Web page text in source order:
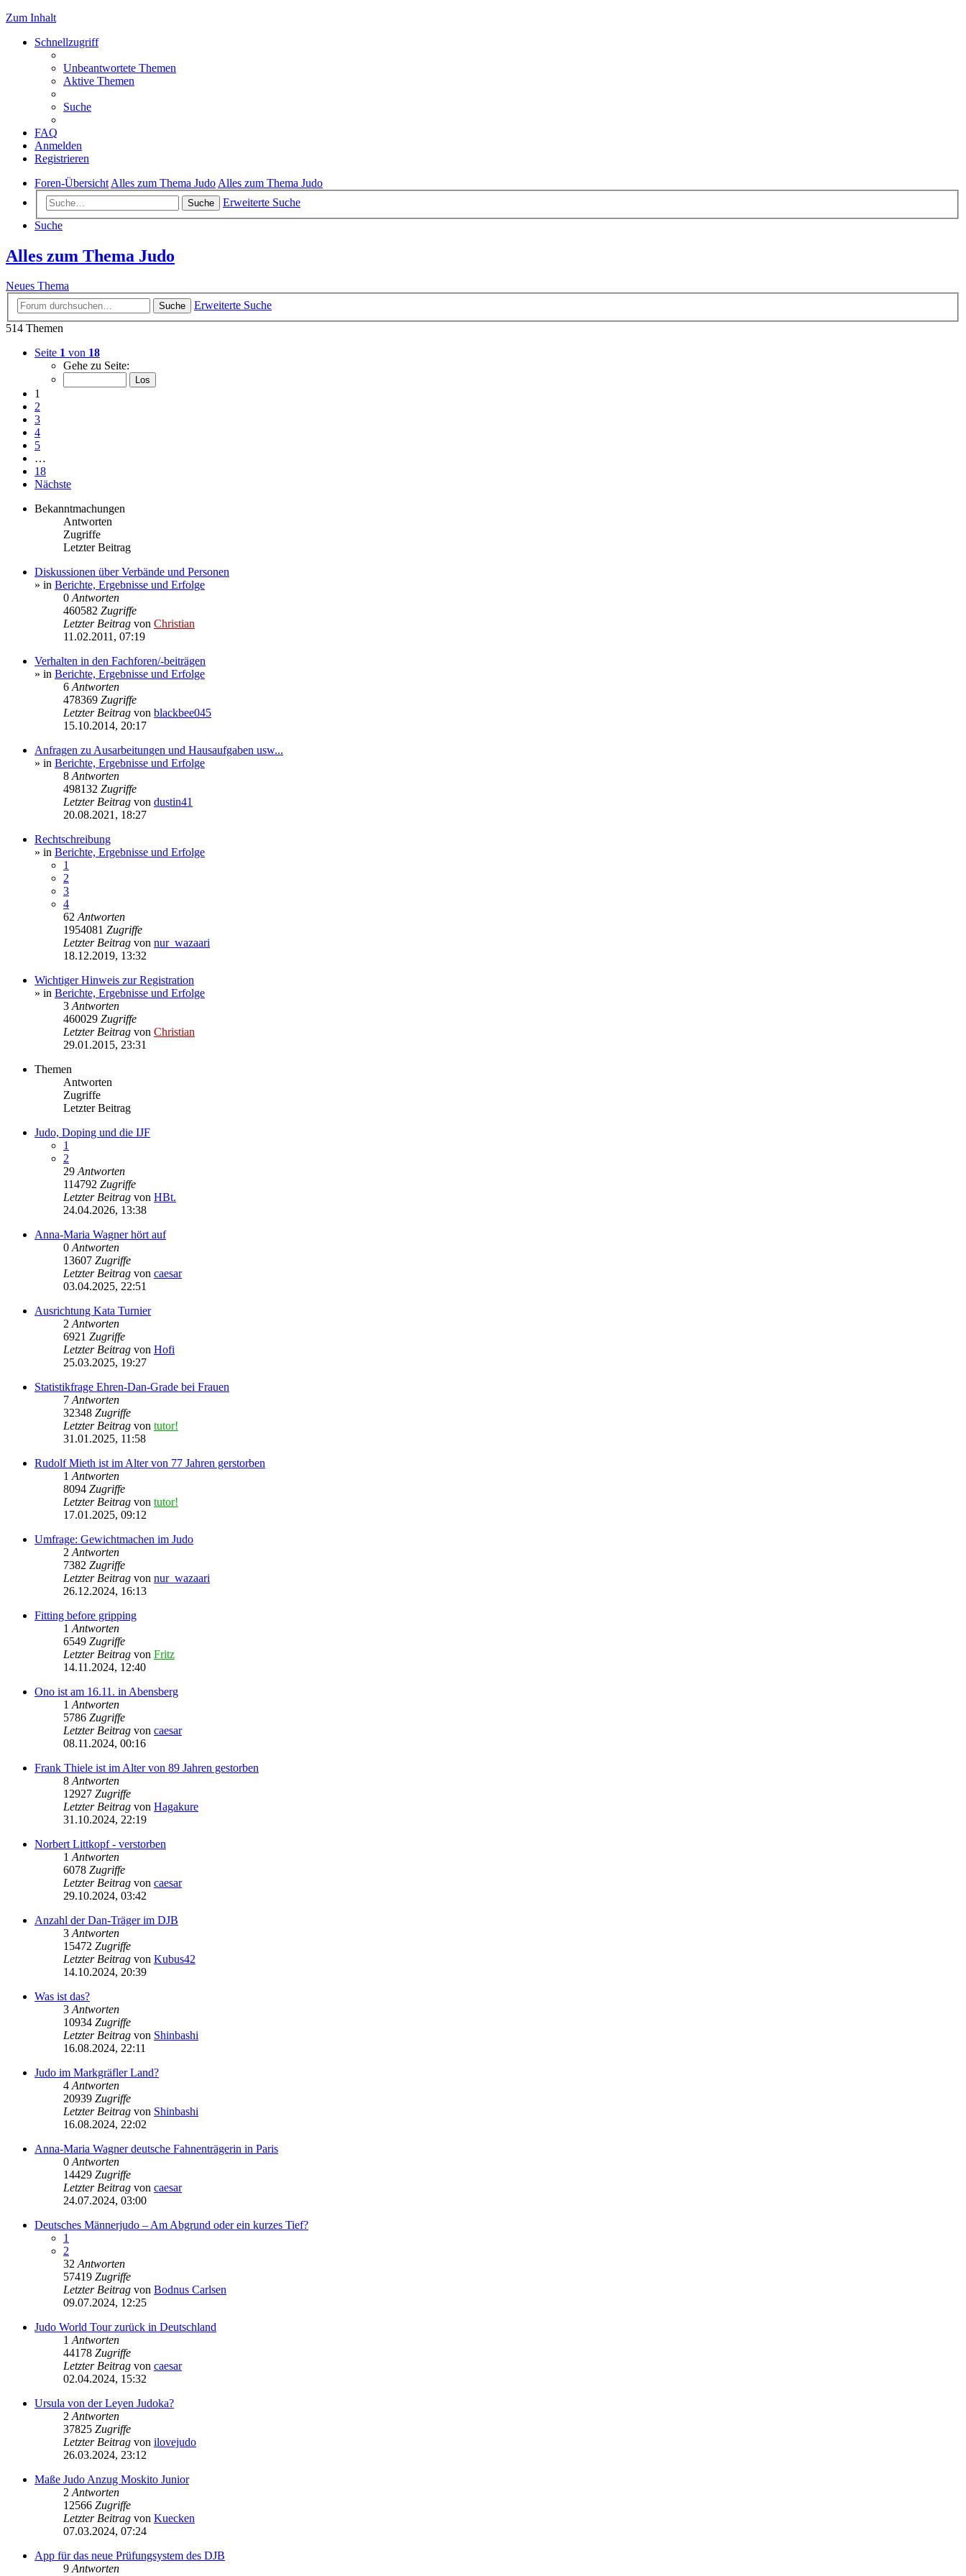
Zum Inhalt
Schnellzugriff
Unbeantwortete Themen
Aktive Themen
Suche
FAQ
Anmelden
Registrieren
Foren-Übersicht Alles zum Thema Judo Alles zum Thema Judo
Suche
Erweiterte Suche
Suche
Alles zum Thema Judo
Neues Thema
Suche
Erweiterte Suche
514 Themen
Seite 1 von 18
Gehe zu Seite:
1
2
3
4
5
…
18
Nächste
Bekanntmachungen
Antworten
Zugriffe
Letzter Beitrag
Diskussionen über Verbände und Personen
» in Berichte, Ergebnisse und Erfolge
0 Antworten
460582 Zugriffe
Letzter Beitrag von Christian
11.02.2011, 07:19
Verhalten in den Fachforen/-beiträgen
» in Berichte, Ergebnisse und Erfolge
6 Antworten
478369 Zugriffe
Letzter Beitrag von blackbee045
15.10.2014, 20:17
Anfragen zu Ausarbeitungen und Hausaufgaben usw...
» in Berichte, Ergebnisse und Erfolge
8 Antworten
498132 Zugriffe
Letzter Beitrag von dustin41
20.08.2021, 18:27
Rechtschreibung
» in Berichte, Ergebnisse und Erfolge
1
2
3
4
62 Antworten
1954081 Zugriffe
Letzter Beitrag von nur_wazaari
18.12.2019, 13:32
Wichtiger Hinweis zur Registration
» in Berichte, Ergebnisse und Erfolge
3 Antworten
460029 Zugriffe
Letzter Beitrag von Christian
29.01.2015, 23:31
Themen
Antworten
Zugriffe
Letzter Beitrag
Judo, Doping und die IJF
1
2
29 Antworten
114792 Zugriffe
Letzter Beitrag von HBt.
24.04.2026, 13:38
Anna-Maria Wagner hört auf
0 Antworten
13607 Zugriffe
Letzter Beitrag von caesar
03.04.2025, 22:51
Ausrichtung Kata Turnier
2 Antworten
6921 Zugriffe
Letzter Beitrag von Hofi
25.03.2025, 19:27
Statistikfrage Ehren-Dan-Grade bei Frauen
7 Antworten
32348 Zugriffe
Letzter Beitrag von tutor!
31.01.2025, 11:58
Rudolf Mieth ist im Alter von 77 Jahren gerstorben
1 Antworten
8094 Zugriffe
Letzter Beitrag von tutor!
17.01.2025, 09:12
Umfrage: Gewichtmachen im Judo
2 Antworten
7382 Zugriffe
Letzter Beitrag von nur_wazaari
26.12.2024, 16:13
Fitting before gripping
1 Antworten
6549 Zugriffe
Letzter Beitrag von Fritz
14.11.2024, 12:40
Ono ist am 16.11. in Abensberg
1 Antworten
5786 Zugriffe
Letzter Beitrag von caesar
08.11.2024, 00:16
Frank Thiele ist im Alter von 89 Jahren gestorben
8 Antworten
12927 Zugriffe
Letzter Beitrag von Hagakure
31.10.2024, 22:19
Norbert Littkopf - verstorben
1 Antworten
6078 Zugriffe
Letzter Beitrag von caesar
29.10.2024, 03:42
Anzahl der Dan-Träger im DJB
3 Antworten
15472 Zugriffe
Letzter Beitrag von Kubus42
14.10.2024, 20:39
Was ist das?
3 Antworten
10934 Zugriffe
Letzter Beitrag von Shinbashi
16.08.2024, 22:11
Judo im Markgräfler Land?
4 Antworten
20939 Zugriffe
Letzter Beitrag von Shinbashi
16.08.2024, 22:02
Anna-Maria Wagner deutsche Fahnenträgerin in Paris
0 Antworten
14429 Zugriffe
Letzter Beitrag von caesar
24.07.2024, 03:00
Deutsches Männerjudo – Am Abgrund oder ein kurzes Tief?
1
2
32 Antworten
57419 Zugriffe
Letzter Beitrag von Bodnus Carlsen
09.07.2024, 12:25
Judo World Tour zurück in Deutschland
1 Antworten
44178 Zugriffe
Letzter Beitrag von caesar
02.04.2024, 15:32
Ursula von der Leyen Judoka?
2 Antworten
37825 Zugriffe
Letzter Beitrag von ilovejudo
26.03.2024, 23:12
Maße Judo Anzug Moskito Junior
2 Antworten
12566 Zugriffe
Letzter Beitrag von Kuecken
07.03.2024, 07:24
App für das neue Prüfungsystem des DJB
9 Antworten